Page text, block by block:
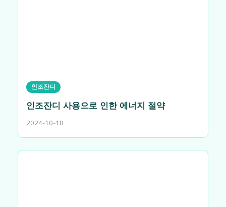
인조잔디
인조잔디 사용으로 인한 에너지 절약
2024-10-18